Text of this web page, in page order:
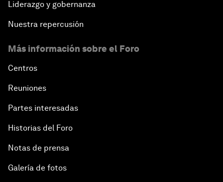
Liderazgo y gobernanza
Nuestra repercusión
Más información sobre el Foro
Centros
Reuniones
Partes interesadas
Historias del Foro
Notas de prensa
Galería de fotos